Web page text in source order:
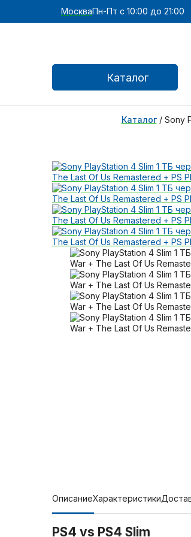
МоскваПн-Пт с 10:00 до 21:00
Каталог
Каталог/ Sony
ОписаниеХарактеристики
PS4 vs PS4 Slim